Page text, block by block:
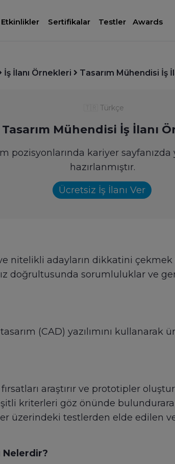
Etkinlikler Sertifikalar Testler Awards
İş İlanı Örnekleri Tasarım Mühendisi İş
Türkçe
Tasarım Mühendisi İş İlanı
pozisyonlarında kariyer
hazırlanmıştır.
Ücretsiz İş İlanı Ver
nitelikli adayların dikkatini çekmek
doğrultusunda sorumluluklar ve
(CAD) yazılımını kullanarak
araştırır ve prototipler
kriterleri göz önünde
üzerindeki testlerden elde edilen
Nelerdir?